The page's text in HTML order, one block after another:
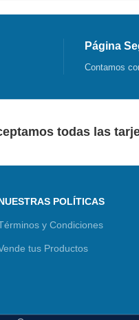
Página
Contamos
todas las
POLÍTICAS
y Condiciones
tus Productos